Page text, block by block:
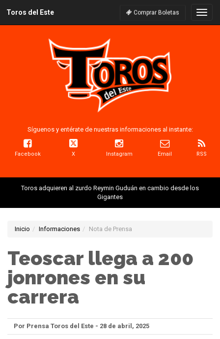
Toros del Este Comprar Boletas
Síguenos y entérate de nuestras informaciones al instante:
Facebook X Instagram Email RSS
Toros adquieren al zurdo Reymin Guduán en cambio desde los
Gigantes
Inicio Informaciones Nota de Prensa
Teoscar llega a 200
jonrones en su
carrera
Por Prensa Toros del Este - 28 de abril, 2025